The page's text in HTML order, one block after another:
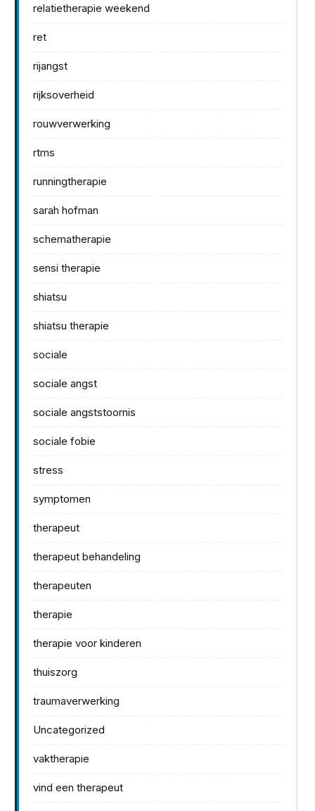
relatietherapie weekend
ret
rijangst
rijksoverheid
rouwverwerking
rtms
runningtherapie
sarah hofman
schematherapie
sensi therapie
shiatsu
shiatsu therapie
sociale
sociale angst
sociale angststoornis
sociale fobie
stress
symptomen
therapeut
therapeut behandeling
therapeuten
therapie
therapie voor kinderen
thuiszorg
traumaverwerking
Uncategorized
vaktherapie
vind een therapeut